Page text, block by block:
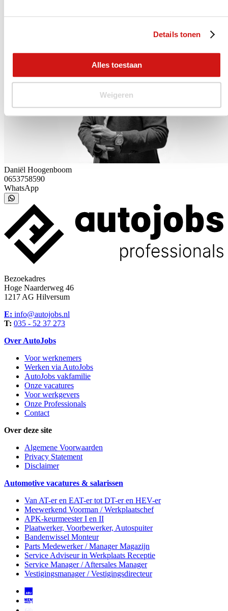
Details tonen
Alles toestaan
Weigeren
Daniël Hoogenboom
0653758590
WhatsApp
Bezoekadres
Hoge Naarderweg 46
1217 AG Hilversum
E: info@autojobs.nl
T: 035 - 52 37 273
Over AutoJobs
Voor werknemers
Werken via AutoJobs
AutoJobs vakfamilie
Onze vacatures
Voor werkgevers
Onze Professionals
Contact
Over deze site
Algemene Voorwaarden
Privacy Statement
Disclaimer
Automotive vacatures & salarissen
Van AT-er en EAT-er tot DT-er en HEV-er
Meewerkend Voorman / Werkplaatschef
APK-keurmeester I en II
Plaatwerker, Voorbewerker, Autospuiter
Bandenwissel Monteur
Parts Medewerker / Manager Magazijn
Service Adviseurin Werkplaats Receptie
Service Manager / Aftersales Manager
Vestigingsmanager / Vestigingsdirecteur